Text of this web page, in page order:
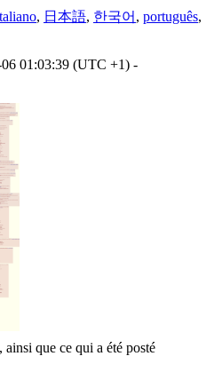
, 日本語, 한국어 , português,
01:03:39 (UTC +1) -
que ce qui a été posté